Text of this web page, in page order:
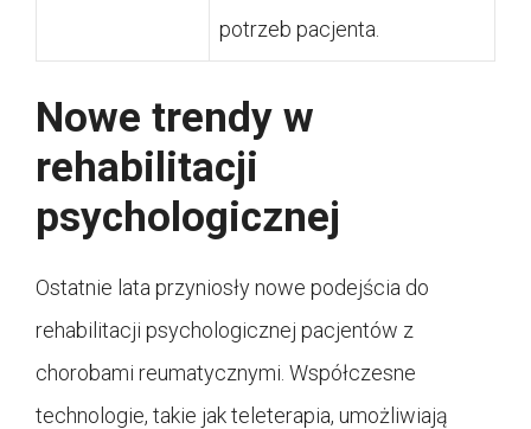
potrzeb pacjenta.
Nowe trendy w
rehabilitacji
psychologicznej
Ostatnie lata przyniosły nowe podejścia do
rehabilitacji psychologicznej pacjentów z
chorobami reumatycznymi. Współczesne
technologie, takie jak teleterapia, umożliwiają